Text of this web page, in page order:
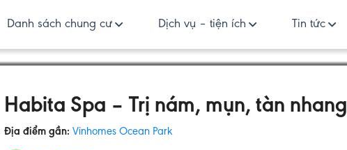
Danh sách chung cư Dịch vụ – tiện ích Tin tức
Habita Spa – Trị nám, mụn, tàn nhang
Địa điểm gần: Vinhomes Ocean Park